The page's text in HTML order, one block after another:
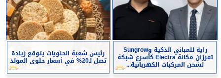
راية للمباني الذكية وSungrow
تعززان مكانة Electra كأسرع شبكة
لشحن المركبات الكهربائية...
رئيس شعبة الحلويات يتوقع زيادة
تصل لـ20% في أسعار حلوى المولد